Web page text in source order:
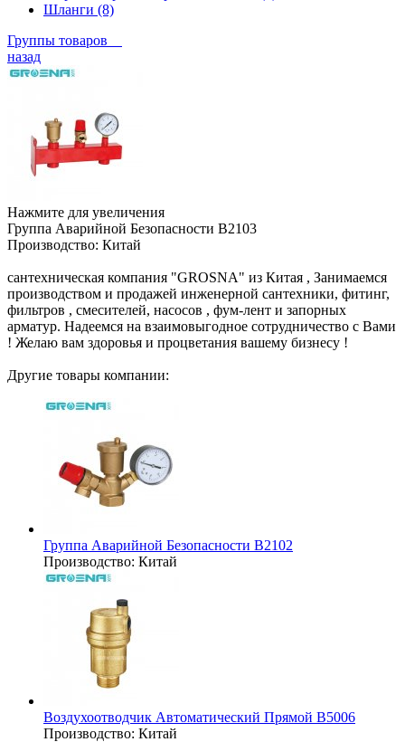
Шланги (8)
Группы товаров
назад
Нажмите для увеличения
Группа Аварийной Безопасности B2103
Производство: Китай
сантехническая компания "GROSNA" из Китая , Занимаемся
производством и продажей инженерной сантехники, фитинг,
фильтров , смесителей, насосов , фум-лент и запорных
арматур. Надеемся на взаимовыгодное сотрудничество с Вами
! Желаю вам здоровья и процветания вашему бизнесу !
Другие товары компании:
Группа Аварийной Безопасности B2102
Производство: Китай
Воздухоотводчик Автоматический Прямой B5006
Производство: Китай